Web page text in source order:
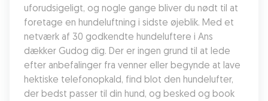
uforudsigeligt, og nogle gange bliver du nødt til at
foretage en hundeluftning i sidste øjeblik. Med et
netværk af 30 godkendte hundeluftere i Ans
dækker Gudog dig. Der er ingen grund til at lede
efter anbefalinger fra venner eller begynde at lave
hektiske telefonopkald, find blot den hundelufter,
der bedst passer til din hund, og besked og book